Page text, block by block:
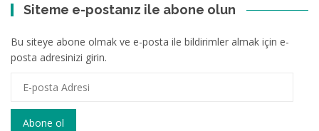
Siteme e-postanız ile abone olun
Bu siteye abone olmak ve e-posta ile bildirimler almak için e-
posta adresinizi girin.
posta
Adresi
Abone ol